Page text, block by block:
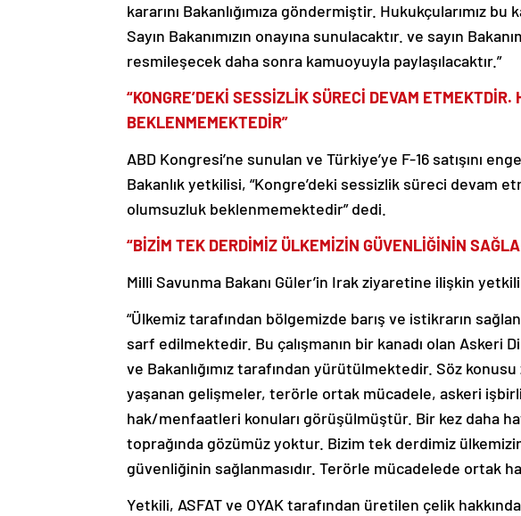
kararını Bakanlığımıza göndermiştir. Hukukçularımız
Sayın Bakanımızın onayına sunulacaktır. ve sayın
resmileşecek daha sonra kamuoyuyla paylaşılacaktır.”
“KONGRE’DEKİ SESSİZLİK SÜRECİ DEVAM ETMEKTDİR.
BEKLENMEMEKTEDİR”
ABD Kongresi’ne sunulan ve Türkiye’ye F-16 satışını
Bakanlık yetkilisi, “Kongre’deki sessizlik süreci devam
olumsuzluk beklenmemektedir” dedi.
“BİZİM TEK DERDİMİZ ÜLKEMİZİN GÜVENLİĞİNİN
Milli Savunma Bakanı Güler’in Irak ziyaretine ilişkin
“Ülkemiz tarafından bölgemizde barış ve istikrarın
sarf edilmektedir. Bu çalışmanın bir kanadı olan Askeri
ve Bakanlığımız tarafından yürütülmektedir. Söz
yaşanan gelişmeler, terörle ortak mücadele, askeri
hak/menfaatleri konuları görüşülmüştür. Bir kez daha
toprağında gözümüz yoktur. Bizim tek derdimiz
güvenliğinin sağlanmasıdır. Terörle mücadelede ortak
Yetkili, ASFAT ve OYAK tarafından üretilen çelik